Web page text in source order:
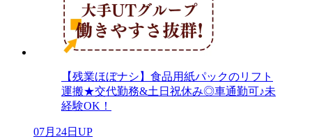
【残業ほぼナシ】食品用紙パックのリフト
運搬★交代勤務&土日祝休み◎車通勤可♪未
経験OK！
07月24日UP